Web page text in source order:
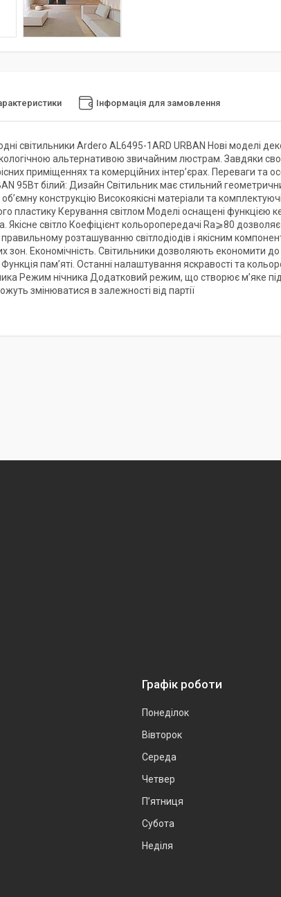
Інформація для замовлення
світильники Ardero AL6495-1ARD URBAN Нові моделі
альтернативою звичайним люстрам. Завдяки
приміщеннях та комерційних інтер’єрах. Переваги та
95Вт білий: Дизайн Світильник має стильний
конструкцію Високоякісні матеріали та
пластику Керування світлом Моделі оснащені функцією
Якісне світло Коефіцієнт кольоропередачі Ra⩾80
розташуванню світлодіодів і якісним
зон. Економічність. Світильники дозволяють економити до
пам’яті. Останні налаштування яскравості та
Режим нічника Додатковий режим, що створює м’яке
змінюватися в залежності від партії
Графік роботи
Понеділок
Вівторок
Середа
Четвер
Пʼятниця
Субота
Неділя